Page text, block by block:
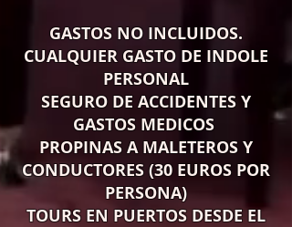
GASTOS NO INCLUIDOS.
CUALQUIER GASTO DE INDOLE
PERSONAL
SEGURO DE ACCIDENTES Y
GASTOS MEDICOS
PROPINAS A MALETEROS Y
CONDUCTORES (30 EUROS POR
PERSONA)
TOURS EN PUERTOS DESDE EL